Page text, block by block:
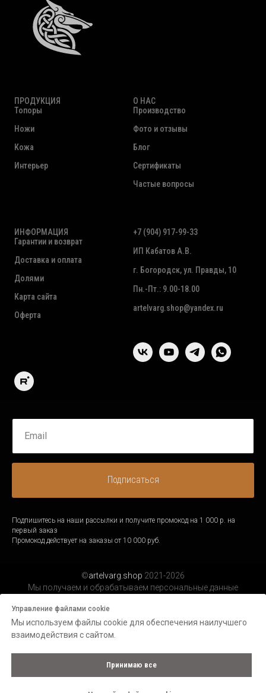
ПРОДУКЦИЯ
Топоры
Ножи
Кожа
Интерьер
О НАС
Производство
Фото и отзывы
Блог
Сертификаты
Частые вопросы
ИНФОРМАЦИЯ
Гарантии и возврат
Доставка и оплата
Долями
Карта сайта
Оферта
+7 (904) 917-99-33
ИП Кабатов А.В.
г. Богородск, ул. Правды, 10
Пн.-Пт.: 9.00-18.00
artelvarg.shop@yandex.ru
Подписаться
Подпишитесь на наши рассылки и получите промокод на 1 000 р. на
первый заказ
Промокод действует на заказы от 10 000 руб.
©artelvarg.shop 2021-2026
Мы получаем и обрабатываем персональные данные
Управление файлами cookie
Мы используем файлы cookie для обеспечения наилучшего
взаимодействия с сайтом.
Принимаю все